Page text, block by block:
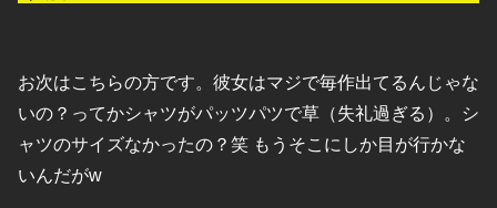
お次はこちらの方です。彼女はマジで毎作出てるんじゃな
いの？ってかシャツがパッツパツで草（失礼過ぎる）。シ
ャツのサイズなかったの？笑 もうそこにしか目が行かな
いんだがw